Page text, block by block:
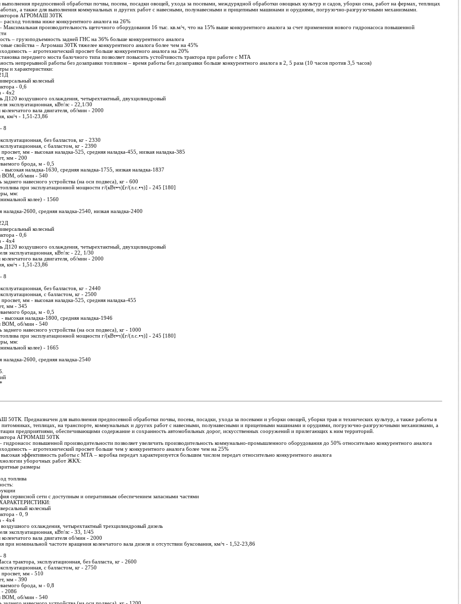
выполнения предпосевной обработки почвы, посева, посадки овощей, ухода за посевами, междурядной обработки овощных культур и садов, уборки сена, работ на фермах, теплицах
а также для выполнения коммунальных и других работ с навесными, полунавесными и прицепными машинами и орудиями, погрузочно-разгрузочными механизмами.
АГРОМАШ 30ТК
расход топлива ниже конкурентного аналога на 26%
Максимальная производительность щеточного оборудования 16 тыс. кв.м/ч, что на 15% выше конкурентного аналога за счет применения нового гидронасоса повышенной
– грузоподъемность задней ГНС на 36% больше конкурентного аналога
свойства – Агромаш 30ТК тяжелее конкурентного аналога более чем на 45%
– агротехнический просвет больше конкурентного аналога на 20%
переднего моста балочного типа позволяет повысить устойчивость трактора при работе с МТА
непрерывной работы без дозаправки топливом – время работы без дозаправки больше конкурентного аналога в 2, 5 раза (10 часов против 3,5 часов)
и характеристики:
колесный
- 0,6
- 4х2
Д120 воздушного охлаждения, четырехтактный, двухцилиндровый
эксплуатационная, кВт/лс - 22,1/30
вала двигателя, об/мин - 2000
км/ч - 1,51-23,86
8
без балластов, кг - 2330
с балластом, кг - 2390
мм - высокая наладка-525, средняя наладка-455, низкая наладка-385
мм - 200
брода, м - 0,5
высокая наладка-1630, средняя наладка-1755, низкая наладка-1837
ВОМ, об/мин - 540
заднего навесного устройства (на оси подвеса), кг - 600
при эксплуатационной мощности г/(кВт•ч)[г/(л.с.•ч)] - 245 [180]
мм:
колее) - 1560
наладка-2600, средняя наладка-2540, низкая наладка-2400
колесный
- 0,6
- 4х4
Д120 воздушного охлаждения, четырехтактный, двухцилиндровый
эксплуатационная, кВт/лс - 22, 1/30
вала двигателя, об/мин - 2000
км/ч - 1,51-23,86
8
без балластов, кг - 2440
с балластом, кг - 2500
мм - высокая наладка-525, средняя наладка-455
мм - 345
брода, м - 0,5
высокая наладка-1800, средняя наладка-1946
ВОМ, об/мин - 540
заднего навесного устройства (на оси подвеса), кг - 1000
при эксплуатационной мощности г/(кВт•ч)[г/(л.с.•ч)] - 245 [180]
мм:
колее) - 1665
наладка-2600, средняя наладка-2540
Предназначен для выполнения предпосевной обработки почвы, посева, посадки, ухода за посевами и уборки овощей, уборки трав и технических культур, а также работы в
питомниках, теплицах, на транспорте, коммунальных и других работ с навесными, полунавесными и прицепными машинами и орудиями, погрузочно-разгрузочными механизмами, а
предприятиями, обеспечивающими содержание и сохранность автомобильных дорог, искусственных сооружений и прилегающих к ним территорий.
АГРОМАШ 50ТК
гидронасос повышенной производительности позволяет увеличить производительность коммунально-промышленного оборудования до 50% относительно конкурентного аналога
– агротехнический просвет больше чем у конкурентного аналога более чем на 25%
эффективность работы с МТА – коробка передач характеризуется большим числом передач относительно конкурентного аналога
уборочных работ ЖКХ:
размеры
топлива
сервисной сети с доступным и оперативным обеспечением запасными частями
колесный
- 0, 9
- 4х4
охлаждения, четырехтактный трехцилиндровый дизель
эксплуатационная, кВт/лс - 33, 1/45
вала двигателя об/мин - 2000
при номинальной частоте вращения коленчатого вала дизеля и отсутствии буксования, км/ч - 1,52-23,86
8
трактора, эксплуатационная, без балласта, кг - 2600
с балластом, кг - 2750
просвет, мм - 510
мм - 390
брода, м - 0,8
- 2086
ВОМ, об/мин - 540